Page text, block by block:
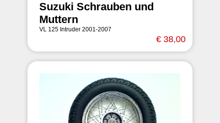
Suzuki Schrauben und
Muttern
VL 125 Intruder 2001-2007
€ 38,00